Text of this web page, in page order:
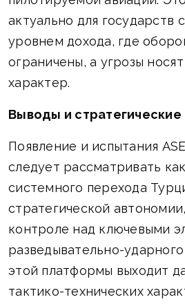
актуально для государств
уровнем дохода, где
ограничены, а угрозы
характер.
Выводы и
Появление и испытания
следует рассматривать
системного перехода
стратегической
контроле над ключевыми
разведывательно-
этой платформы выходит
тактико-технических